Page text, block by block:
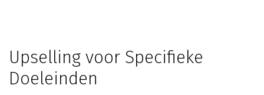
Upselling voor Specifieke
Doeleinden